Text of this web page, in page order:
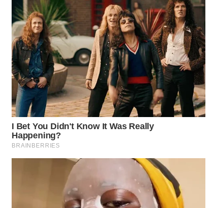
WAHANA
NEWS
WAHANA
TANI
WAHANA
ADVOKAT
WAHANA
INFRASTRUKTUR